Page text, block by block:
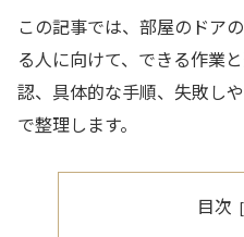
この記事では、部屋のドア
る人に向けて、できる作業
認、具体的な手順、失敗し
で整理します。
目次